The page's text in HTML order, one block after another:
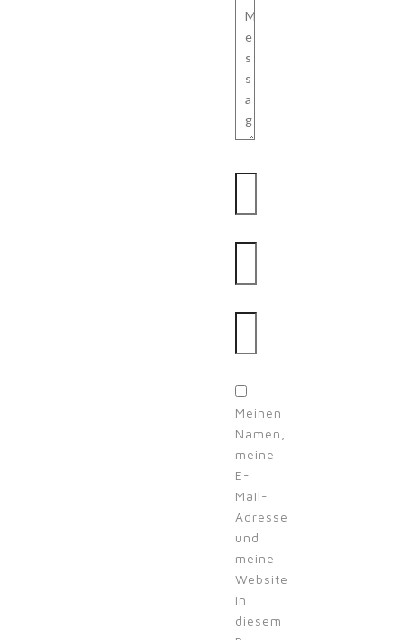
Meinen
Namen,
meine
E-
Mail-
Adresse
und
meine
Website
in
diesem